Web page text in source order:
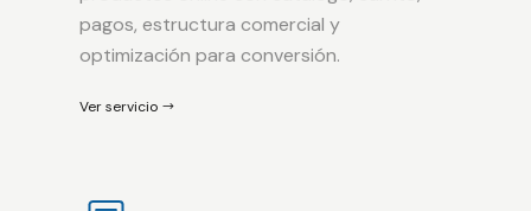
pagos, estructura comercial y
optimización para conversión.
Ver servicio